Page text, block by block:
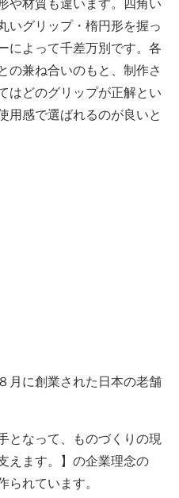
や材質も違います。四角い
いグリップ・楕円形を握っ
によって千差万別です。各
の兼ね合いのもと、制作さ
はどのグリップが正解とい
用感で選ばれるのが良いと
月に創業された日本の老舗
となって、ものづくりの現
えます。】の企業理念の
られています。